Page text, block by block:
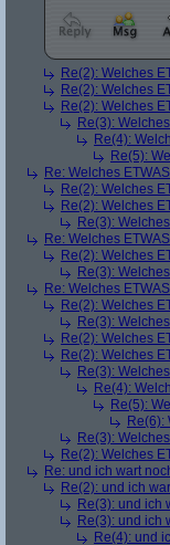
Re(2): Welches
Re(2): Welches
Re(2): Welches
Re(3):
Re(4):
Re(5):
Re: Welches
Re(2): Welches
Re(2): Welches
Re(3):
Re: Welches
Re(2): Welches
Re(3):
Re: Welches
Re(2): Welches
Re(3):
Re(2): Welches
Re(2): Welches
Re(3):
Re(4):
Re(5):
Re(6):
Re(3):
Re(2): Welches
Re: und ich wart
Re(2): und ich
Re(3): und ich
Re(3): und ich
Re(4): und